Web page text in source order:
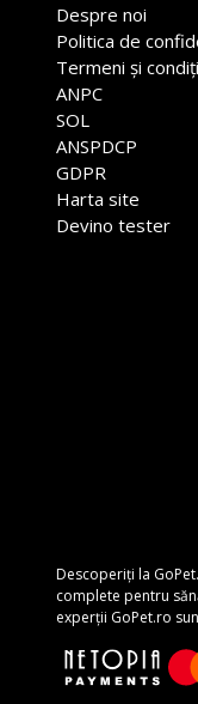
Despre noi
Politica de
Termeni și
ANPC
SOL
ANSPDCP
GDPR
Harta site
Devino tester
Descoperiți la
complete pentru
experții GoPet.ro